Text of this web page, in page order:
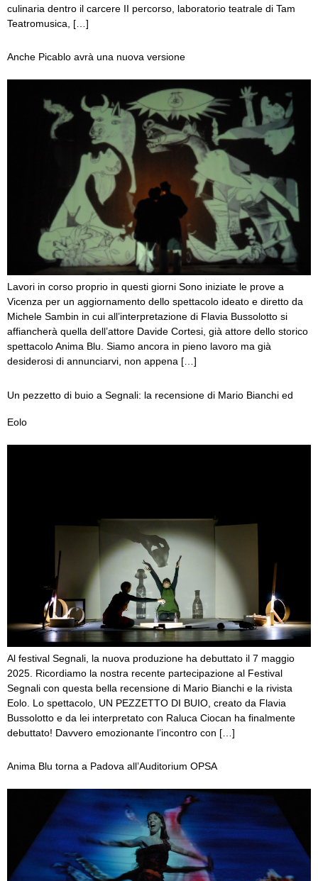
culinaria dentro il carcere II percorso, laboratorio teatrale di Tam
Teatromusica, […]
Anche Picablo avrà una nuova versione
Lavori in corso proprio in questi giorni Sono iniziate le prove a
Vicenza per un aggiornamento dello spettacolo ideato e diretto da
Michele Sambin in cui all’interpretazione di Flavia Bussolotto si
affiancherà quella dell’attore Davide Cortesi, già attore dello storico
spettacolo Anima Blu. Siamo ancora in pieno lavoro ma già
desiderosi di annunciarvi, non appena […]
Un pezzetto di buio a Segnali: la recensione di Mario Bianchi ed
Eolo
Al festival Segnali, la nuova produzione ha debuttato il 7 maggio
2025. Ricordiamo la nostra recente partecipazione al Festival
Segnali con questa bella recensione di Mario Bianchi e la rivista
Eolo. Lo spettacolo, UN PEZZETTO DI BUIO, creato da Flavia
Bussolotto e da lei interpretato con Raluca Ciocan ha finalmente
debuttato! Davvero emozionante l’incontro con […]
Anima Blu torna a Padova all’Auditorium OPSA